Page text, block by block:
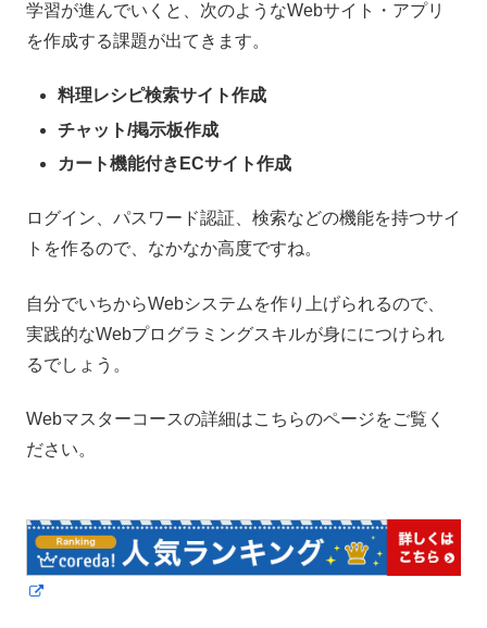
学習が進んでいくと、次のようなWebサイト・アプリ
を作成する課題が出てきます。
料理レシピ検索サイト作成
チャット/掲示板作成
カート機能付きECサイト作成
ログイン、パスワード認証、検索などの機能を持つサイ
トを作るので、なかなか高度ですね。
自分でいちからWebシステムを作り上げられるので、
実践的なWebプログラミングスキルが身ににつけられ
るでしょう。
Webマスターコースの詳細はこちらのページをご覧く
ださい。